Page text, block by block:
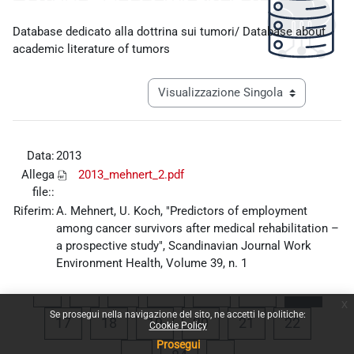
Se prosegui nella navigazione del sito, ne accetti le politiche:
Cookie Policy
Prosegui
Database dedicato alla dottrina sui tumori/ Database about
academic literature of tumors
Navigazione terziaria modalità
Data:2013
Allega
file::
2013_mehnert_2.pdf
Riferim:A. Mehnert, U. Koch, "Predictors of employment
among cancer survivors after medical rehabilitation –
a prospective study", Scandinavian Journal Work
Environment Health, Volume 39, n. 1
« 1 … 13 14 15 16
17Pagina 17
18Pagina 18
19Pagina 19
20Pagina 20
21Pagina 21
22Pagina